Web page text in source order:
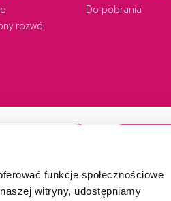
funkcje społecznościowe
witryny, udostępniamy
rozwój
Do pobrania